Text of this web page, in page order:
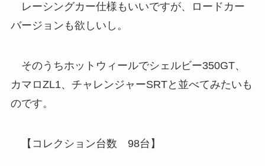
レーシングカー仕様もいいですが、ロードカー
バージョンも欲しいし。
そのうちホットウィールでシェルビー350GT、
カマロZL1、チャレンジャーSRTと並べてみたいも
のです。
【コレクション台数 98台】